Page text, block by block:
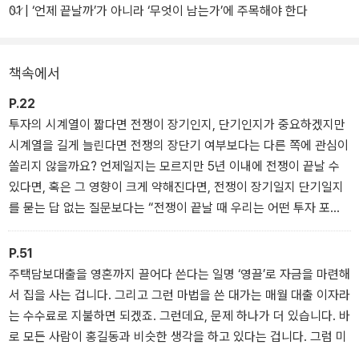
프리미어 패스파인더의 단장 오건영은 시장이 가장 뜨겁게 던지는 질
들 거시적 균열을 날카롭게 포착하고, 그 안에 숨어 있는 의미를 되짚
는다.
이 책의 가장 큰 미덕은 저자의 탁월한 스토리텔링에 있다. 어렵고 딱
딱하게 느껴지는 이야기도 그를 통하면 쉬워지며, 데이터와 역사적
사건으로 재미있게 설명하는 그에게 60만 독자가 열광했다. 유튜브
누적 조회수는 수천만회에 이르며 그를 통해 투자에 입문한 사람도
름이 단숨에 이해되는 놀라운 경험을 하게 될 것이다. 지식의 대전환
을 갈망하는 독자들을 위한 경제경영 입문서다.
01 | ‘언제 끝날까’가 아니라 ‘무엇이 남는가’에 주목해야 한다
책속에서
P.22
투자의 시계열이 짧다면 전쟁이 장기인지, 단기인지가 중요하겠지만
시계열을 길게 늘린다면 전쟁의 장단기 여부보다는 다른 쪽에 관심이
쏠리지 않을까요? 언제일지는 모르지만 5년 이내에 전쟁이 끝날 수
있다면, 혹은 그 영향이 크게 약해진다면, 전쟁이 장기일지 단기일지
를 묻는 답 없는 질문보다는 “전쟁이 끝날 때 우리는 어떤 투자 포트
폴리오를 갖고 있어야 할까요?”라는 질문이 보다 중요하다고 생각합
니다.
P.51
주택담보대출을 영혼까지 끌어다 쓴다는 일명 ‘영끌’로 자금을 마련해
서 집을 사는 겁니다. 그리고 그런 마법을 쓴 대가는 매월 대출 이자라
는 수수료로 지불하면 되겠죠. 그런데요, 문제 하나가 더 있습니다. 바
로 모든 사람이 홍길동과 비슷한 생각을 하고 있다는 겁니다. 그럼 미